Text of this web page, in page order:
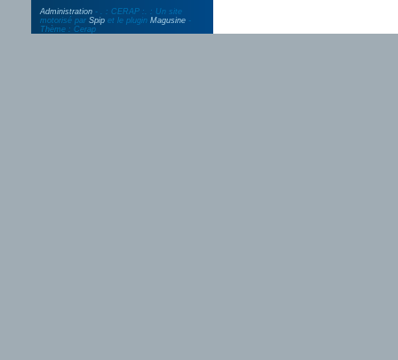
Administration - . : CERAP :. : Un site
motorisé par Spip et le plugin Magusine -
Thème : Cerap